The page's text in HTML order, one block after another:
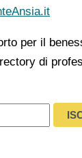
per il
di